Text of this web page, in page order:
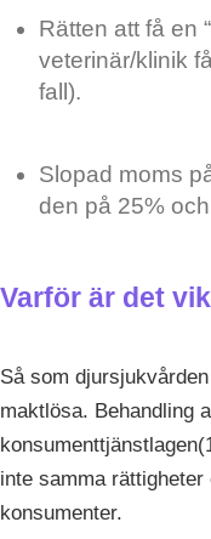
Rätten att få en
veterinär/klinik
fall).
Slopad moms
den på 25%
Varför är det
Så som
maktlösa. Behandling
inte samma
konsumenter.